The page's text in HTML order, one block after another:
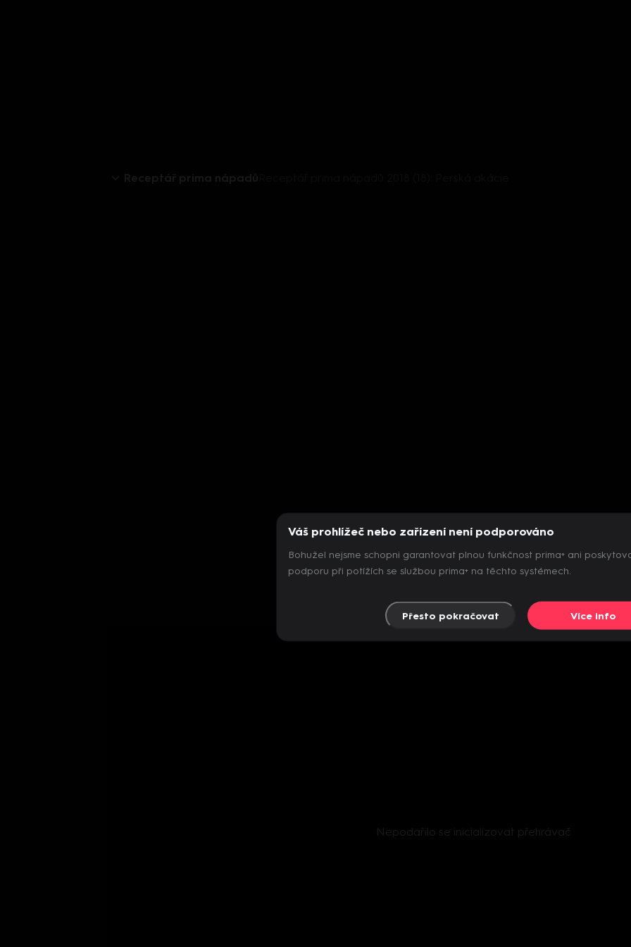
Nepodařilo se inicializovat přehrávač
Váš prohlížeč nebo zařízení není podporováno
Bohužel nejsme schopni garantovat plnou funkčnost prima+ ani
podporu při potížích se službou prima+ na těchto systémech.
Přesto pokračovat Více info